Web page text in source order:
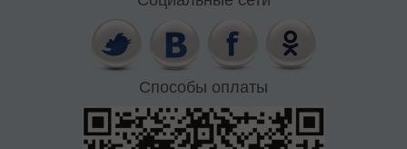
Способы оплаты